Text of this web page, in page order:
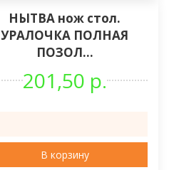
НЫТВА нож стол.
УРАЛОЧКА ПОЛНАЯ
ПОЗОЛ...
201,50 р.
В корзину